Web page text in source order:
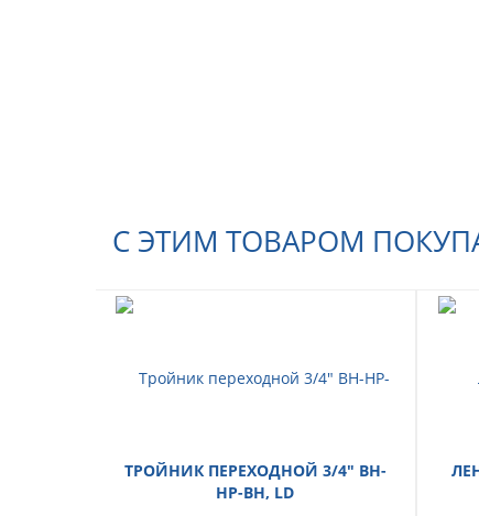
С ЭТИМ ТОВАРОМ
ТРОЙНИК ПЕРЕХОДНОЙ 3/4" ВН-
НР-ВН, LD